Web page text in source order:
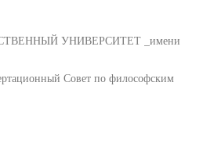
УНИВЕРСИТЕТ _имени
Совет по философским